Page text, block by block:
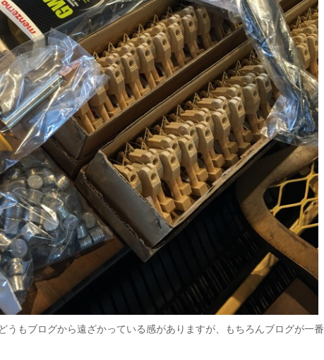
もブログから遠ざかっている感がありますが、もちろんブログが一番